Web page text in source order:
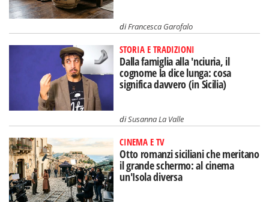
diFrancesca Garofalo
STORIA E TRADIZIONI
Dalla famiglia alla 'nciuria, il
cognome la dice lunga: cosa
significa davvero (in Sicilia)
diSusanna La Valle
CINEMA E TV
Otto romanzi siciliani che meritano
il grande schermo: al cinema
un'Isola diversa